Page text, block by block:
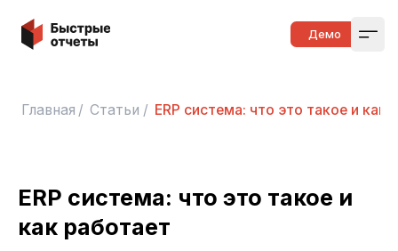
Быстрые отчеты Демо
Главная / Статьи / ERP система: что это такое и как
ERP система: что это такое и
как работает